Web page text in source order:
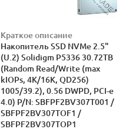
Краткое описание
Накопитель SSD NVMe 2.5"
(U.2) Solidigm P5336 30.72TB
(Random Read/Write (max
kIOPs, 4K/16K, QD256)
1005/39.2), 0.56 DWPD, PCI-e
4.0) P/N: SBFPF2BV307T001 /
SBFPF2BV307TOF1 /
SBFPF2BV307TOP1